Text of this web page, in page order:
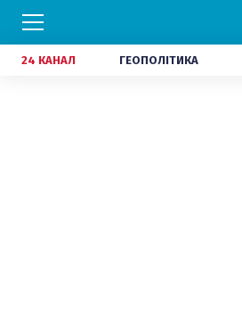
24 КАНАЛ ГЕОПОЛІТИКА